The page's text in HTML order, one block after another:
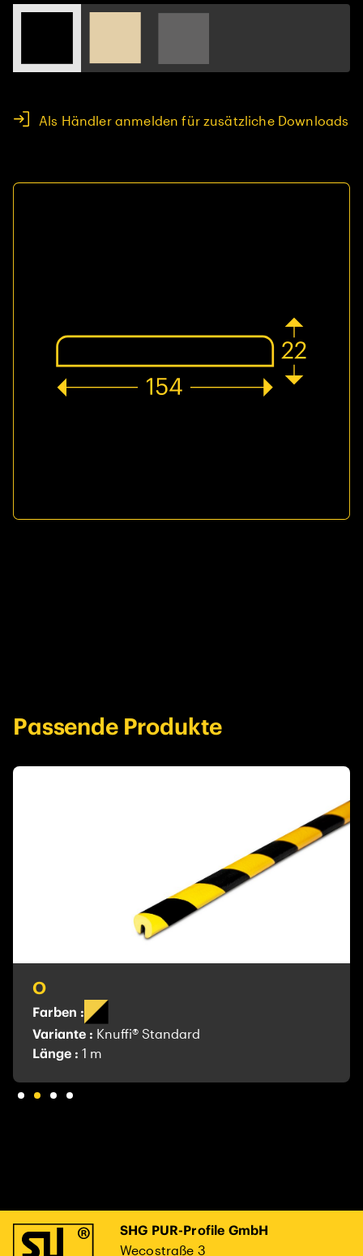
Als Händler anmelden für zusätzliche Downloads
Passende Produkte
O
Farben :
Variante : Knuffi® Standard
Länge : 1 m
SHG PUR-Profile GmbH
Wecostraße 3